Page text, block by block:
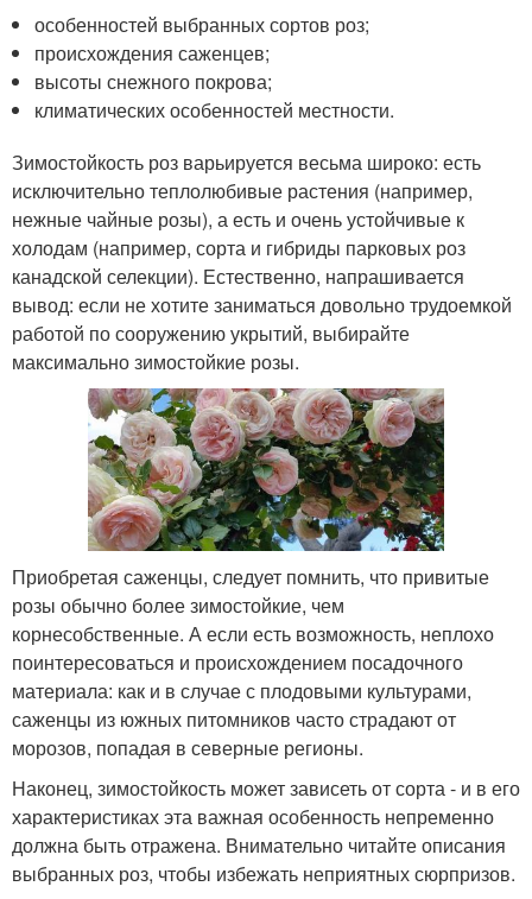
особенностей выбранных сортов роз;
происхождения саженцев;
высоты снежного покрова;
климатических особенностей местности.
Зимостойкость роз варьируется весьма широко: есть
исключительно теплолюбивые растения (например,
нежные чайные розы), а есть и очень устойчивые к
холодам (например, сорта и гибриды парковых роз
канадской селекции). Естественно, напрашивается
вывод: если не хотите заниматься довольно трудоемкой
работой по сооружению укрытий, выбирайте
максимально зимостойкие розы.
Приобретая саженцы, следует помнить, что привитые
розы обычно более зимостойкие, чем
корнесобственные. А если есть возможность, неплохо
поинтересоваться и происхождением посадочного
материала: как и в случае с плодовыми культурами,
саженцы из южных питомников часто страдают от
морозов, попадая в северные регионы.
Наконец, зимостойкость может зависеть от сорта - и в его
характеристиках эта важная особенность непременно
должна быть отражена. Внимательно читайте описания
выбранных роз, чтобы избежать неприятных сюрпризов.